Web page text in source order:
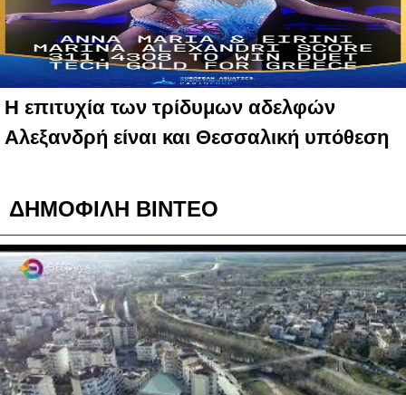
Η επιτυχία των τρίδυμων αδελφών
Αλεξανδρή είναι και Θεσσαλική υπόθεση
ΔΗΜΟΦΙΛΗ ΒΙΝΤΕΟ